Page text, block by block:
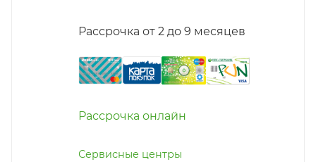
Рассрочка от 2 до 9 месяцев
Рассрочка онлайн
Сервисные центры